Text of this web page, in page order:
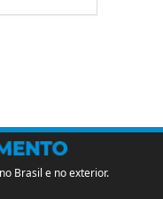
Brasil e no exterior.